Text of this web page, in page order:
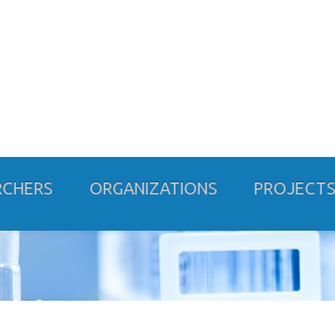
ORGANIZATIONS PROJECTS